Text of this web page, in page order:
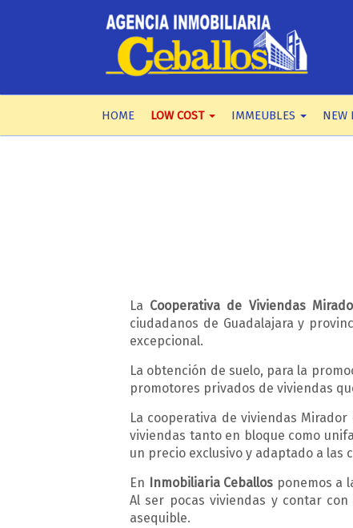
HOME LOW COST IMMEUBLES NEW
La Cooperativa de Viviendas
ciudadanos de Guadalajara y
excepcional.
La obtención de suelo, para la
promotores privados de viviendas
La cooperativa de viviendas
viviendas tanto en bloque como
un precio exclusivo y adaptado a las
En Inmobiliaria Ceballos ponemos a
Al ser pocas viviendas y contar
asequible.